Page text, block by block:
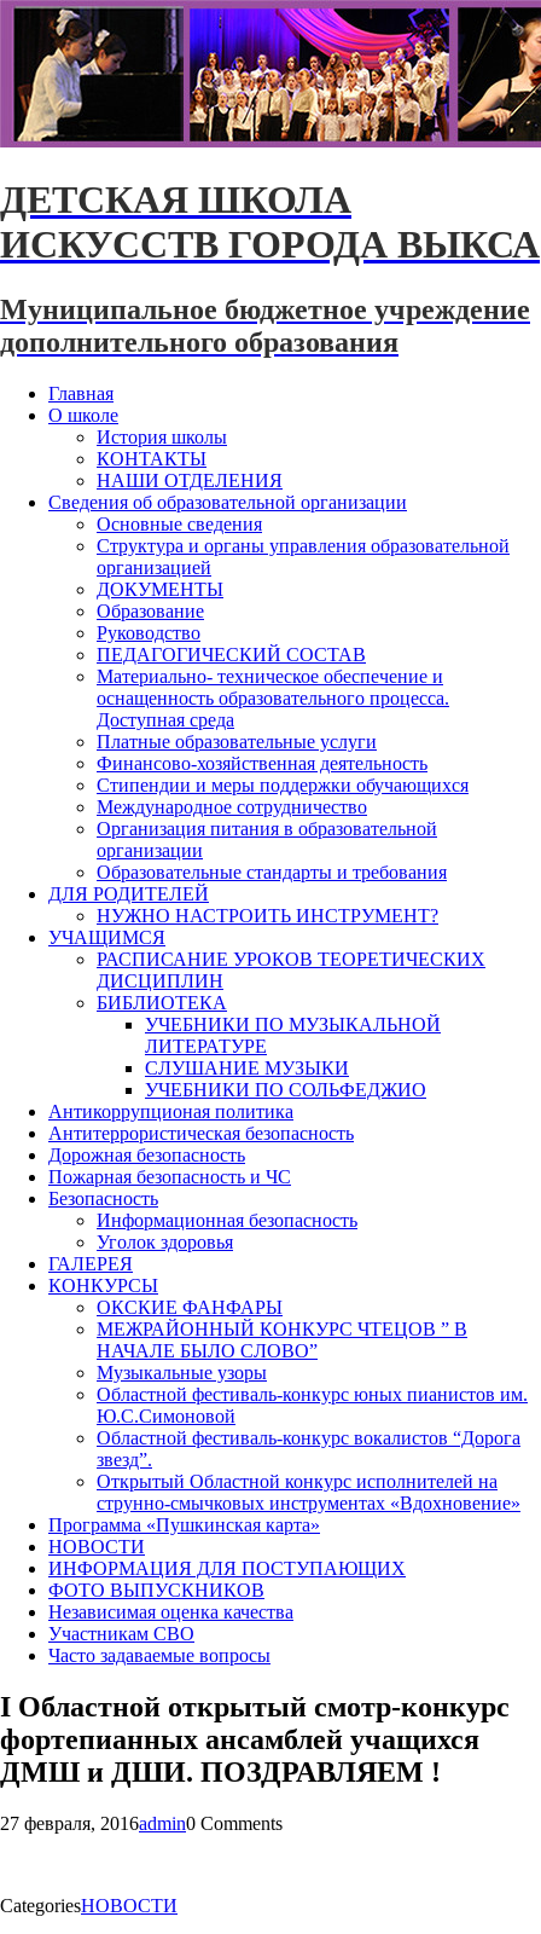
ДЕТСКАЯ ШКОЛА
ИСКУССТВ ГОРОДА ВЫКСА
Муниципальное бюджетное учреждение
дополнительного образования
Главная
О школе
История школы
КОНТАКТЫ
НАШИ ОТДЕЛЕНИЯ
Сведения об образовательной организации
Основные сведения
Структура и органы управления образовательной
организацией
ДОКУМЕНТЫ
Образование
Руководство
ПЕДАГОГИЧЕСКИЙ СОСТАВ
Материально- техническое обеспечение и
оснащенность образовательного процесса.
Доступная среда
Платные образовательные услуги
Финансово-хозяйственная деятельность
Стипендии и меры поддержки обучающихся
Международное сотрудничество
Организация питания в образовательной
организации
Образовательные стандарты и требования
ДЛЯ РОДИТЕЛЕЙ
НУЖНО НАСТРОИТЬ ИНСТРУМЕНТ?
УЧАЩИМСЯ
РАСПИСАНИЕ УРОКОВ ТЕОРЕТИЧЕСКИХ
ДИСЦИПЛИН
БИБЛИОТЕКА
УЧЕБНИКИ ПО МУЗЫКАЛЬНОЙ
ЛИТЕРАТУРЕ
СЛУШАНИЕ МУЗЫКИ
УЧЕБНИКИ ПО СОЛЬФЕДЖИО
Антикоррупционая политика
Антитеррористическая безопасность
Дорожная безопасность
Пожарная безопасность и ЧС
Безопасность
Информационная безопасность
Уголок здоровья
ГАЛЕРЕЯ
КОНКУРСЫ
ОКСКИЕ ФАНФАРЫ
МЕЖРАЙОННЫЙ КОНКУРС ЧТЕЦОВ ” В
НАЧАЛЕ БЫЛО СЛОВО”
Музыкальные узоры
Областной фестиваль-конкурс юных пианистов им.
Ю.С.Симоновой
Областной фестиваль-конкурс вокалистов “Дорога
звезд”.
Открытый Областной конкурс исполнителей на
струнно-смычковых инструментах «Вдохновение»
Программа «Пушкинская карта»
НОВОСТИ
ИНФОРМАЦИЯ ДЛЯ ПОСТУПАЮЩИХ
ФОТО ВЫПУСКНИКОВ
Независимая оценка качества
Участникам СВО
Часто задаваемые вопросы
I Областной открытый смотр-конкурс
фортепианных ансамблей учащихся
ДМШ и ДШИ. ПОЗДРАВЛЯЕМ !
27 февраля, 2016admin0 Comments
CategoriesНОВОСТИ